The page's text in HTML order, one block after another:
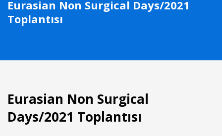
Eurasian Non Surgical Days/2021
Toplantısı
Eurasian Non Surgical
Days/2021 Toplantısı